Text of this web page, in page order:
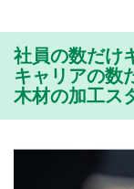
社員の数だけ
キャリアの数
木材の加工ス